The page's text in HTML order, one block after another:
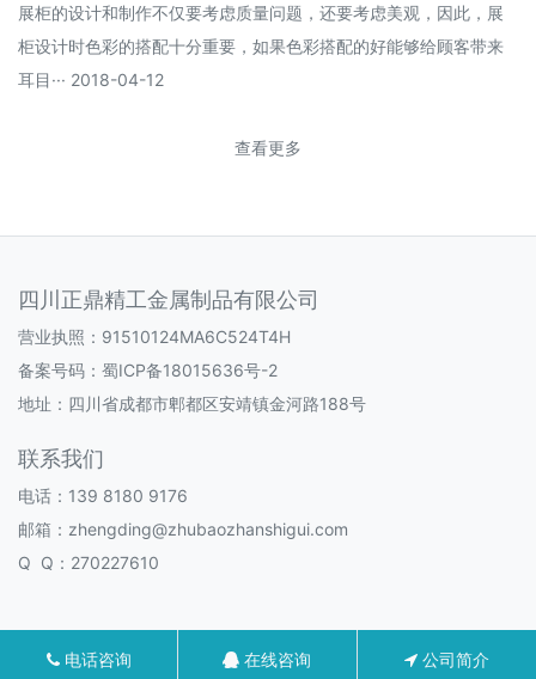
展柜的设计和制作不仅要考虑质量问题，还要考虑美观，因此，展
柜设计时色彩的搭配十分重要，如果色彩搭配的好能够给顾客带来
耳目··· 2018-04-12
查看更多
四川正鼎精工金属制品有限公司
营业执照：91510124MA6C524T4H
备案号码： 蜀ICP备18015636号-2
地址：四川省成都市郫都区安靖镇金河路188号
联系我们
电话：139 8180 9176
邮箱：zhengding@zhubaozhanshigui.com
Q Q：270227610
电话咨询 在线咨询 公司简介